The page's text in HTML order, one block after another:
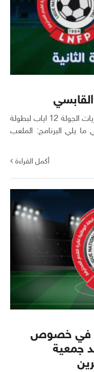
تدور اليوم السبت الدفعة الثانية من مباريات الجولة 12 اياب لبطولة
ما يلي البرنامج: الملعب
أكمل القراءة
في خصوص
جمعية